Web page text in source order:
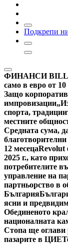
Подкрепи
ФИНАНСИ
само в евро от 10
Защо
импровизации
спорта,
местните
Средната сума,
12 месецаRevolut
2025 г., като
потребителите
управление на
партньорство в
България
ясни и
Обединеното
националната
Стопа ще оглави
пазарите в ЦИЕ